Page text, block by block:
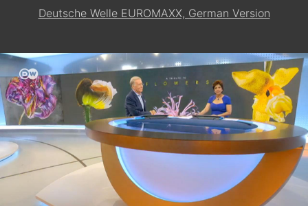
Deutsche Welle EUROMAXX, German Version